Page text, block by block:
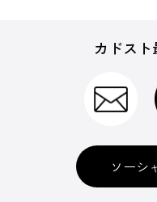
カドス
ソーシ